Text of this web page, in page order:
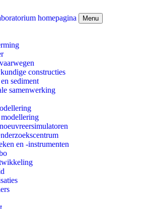
Menu
constructies
sediment
samenwerking
en -instrumenten